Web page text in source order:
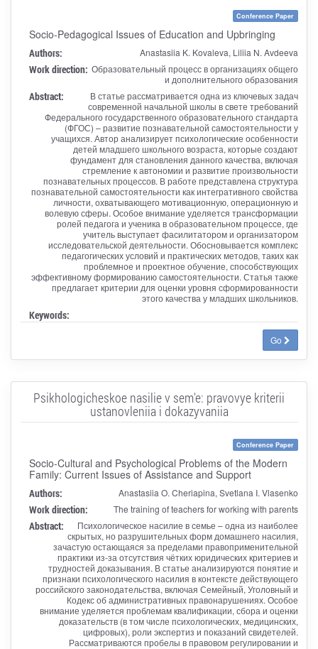
Conference Paper
Socio-Pedagogical Issues of Education and Upbringing
Authors: Anastasiia K. Kovaleva, Liliia N. Avdeeva
Work direction: Образовательный процесс в организациях общего
и дополнительного образования
Abstract:
В статье рассматривается одна из ключевых задач
современной начальной школы в свете требований
Федерального государственного образовательного стандарта
(ФГОС) – развитие познавательной самостоятельности у
учащихся. Автор анализирует психологические особенности
детей младшего школьного возраста, которые создают
фундамент для становления данного качества, включая
стремление к автономии и развитие произвольности
познавательных процессов. В работе представлена структура
познавательной самостоятельности как интегративного свойства
личности, охватывающего мотивационную, операционную и
волевую сферы. Особое внимание уделяется трансформации
ролей педагога и ученика в образовательном процессе, где
учитель выступает фасилитатором и организатором
исследовательской деятельности. Обосновывается комплекс
педагогических условий и практических методов, таких как
проблемное и проектное обучение, способствующих
эффективному формированию самостоятельности. Статья также
предлагает критерии для оценки уровня сформированности
этого качества у младших школьников.
Keywords:
Go
Psikhologicheskoe nasilie v sem'e: pravovye kriterii
ustanovleniia i dokazyvaniia
Conference Paper
Socio-Cultural and Psychological Problems of the Modern
Family: Current Issues of Assistance and Support
Authors: Anastasiia O. Cheriapina, Svetlana I. Vlasenko
Work direction: The training of teachers for working with parents
Abstract:
Психологическое насилие в семье – одна из наиболее
скрытых, но разрушительных форм домашнего насилия,
зачастую остающаяся за пределами правоприменительной
практики из-за отсутствия чётких юридических критериев и
трудностей доказывания. В статье анализируются понятие и
признаки психологического насилия в контексте действующего
российского законодательства, включая Семейный, Уголовный и
Кодекс об административных правонарушениях. Особое
внимание уделяется проблемам квалификации, сбора и оценки
доказательств (в том числе психологических, медицинских,
цифровых), роли экспертиз и показаний свидетелей.
Рассматриваются пробелы в правовом регулировании и